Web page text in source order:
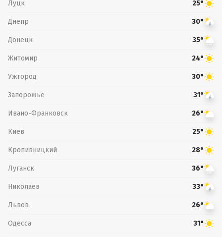
Луцк 25°
Днепр 30°
Донецк 35°
Житомир 24°
Ужгород 30°
Запорожье 31°
Ивано-Франковск 26°
Киев 25°
Кропивницкий 28°
Луганск 36°
Николаев 33°
Львов 26°
Одесса 31°